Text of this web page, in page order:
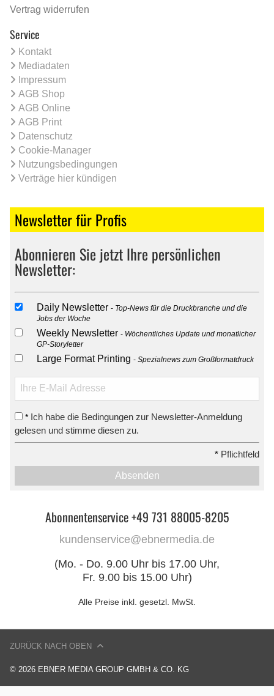
Vertrag widerrufen
Service
Kontakt
Mediadaten
Impressum
AGB Shop
AGB Online
AGB Print
Datenschutz
Cookie-Manager
Nutzungsbedingungen
Verträge hier kündigen
Newsletter für Profis
Abonnieren Sie jetzt Ihre persönlichen
Newsletter:
Daily Newsletter
Top-News für die Druckbranche und die
Jobs der Woche
Weekly Newsletter
Wöchentliches Update und monatlicher
GP-Storyletter
Large Format Printing Spezialnews zum Großformatdruck
* Ich habe die Bedingungen zur Newsletter-Anmeldung
gelesen und stimme diesen zu.
* Pflichtfeld
Absenden
Abonnentenservice +49 731 88005-8205
kundenservice@ebnermedia.de
(Mo. - Do. 9.00 Uhr bis 17.00 Uhr,
Fr. 9.00 bis 15.00 Uhr)
Alle Preise inkl. gesetzl. MwSt.
© 2026 EBNER MEDIA GROUP GMBH & CO. KG
ZURÜCK NACH OBEN